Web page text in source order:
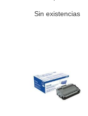
Sin existencias